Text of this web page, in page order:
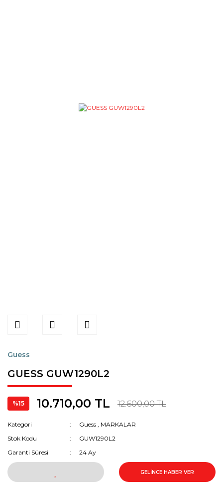
Guess
GUESS GUW1290L2
%15 10.710,00 TL 12.600,00 TL
Kategori Guess , MARKALAR
Stok Kodu
GUW1290L2
Garanti Süresi
24 Ay
GELİNCE HABER VER